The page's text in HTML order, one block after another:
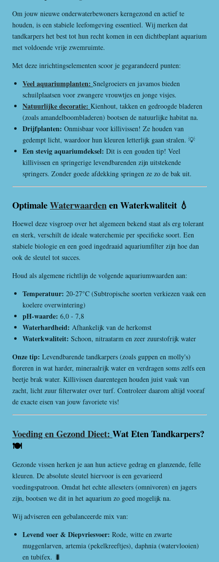
Om jouw nieuwe onderwaterbewoners kerngezond en actief te
houden, is een stabiele leefomgeving essentieel. Wij merken dat
tandkarpers het best tot hun recht komen in een dichtbeplant aquarium
met voldoende vrije zwemruimte.
Met deze inrichtingselementen scoor je gegarandeerd punten:
Veel aquariumplanten: Snelgroeiers en javamos bieden
schuilplaatsen voor zwangere vrouwtjes en jonge visjes.
Natuurlijke decoratie: Kienhout, takken en gedroogde bladeren
(zoals amandelboombladeren) bootsen de natuurlijke habitat na.
Drijfplanten: Onmisbaar voor killivissen! Ze houden van
gedempt licht, waardoor hun kleuren letterlijk gaan stralen. 💡
Een stevig aquariumdeksel: Dit is een gouden tip! Veel
killivissen en springerige levendbarenden zijn uitstekende
springers. Zonder goede afdekking springen ze zo de bak uit.
OptimaleWaterwaardenen Waterkwaliteit 💧
Hoewel deze visgroep over het algemeen bekend staat als erg tolerant
en sterk, verschilt de ideale waterchemie per specifieke soort. Een
stabiele biologie en een goed ingedraaid aquariumfilter zijn hoe dan
ook de sleutel tot succes.
Houd als algemene richtlijn de volgende aquariumwaarden aan:
Temperatuur: 20-27°C (Subtropische soorten verkiezen vaak een
koelere overwintering)
pH-waarde: 6,0 - 7,8
Waterhardheid: Afhankelijk van de herkomst
Waterkwaliteit: Schoon, nitraatarm en zeer zuurstofrijk water
Onze tip: Levendbarende tandkarpers (zoals guppen en molly's)
floreren in wat harder, mineraalrijk water en verdragen soms zelfs een
beetje brak water. Killivissen daarentegen houden juist vaak van
zacht, licht zuur filterwater over turf. Controleer daarom altijd vooraf
de exacte eisen van jouw favoriete vis!
Voeding en Gezond Dieet: Wat Eten Tandkarpers?
🍽️
Gezonde vissen herken je aan hun actieve gedrag en glanzende, felle
kleuren. De absolute sleutel hiervoor is een gevarieerd
voedingspatroon. Omdat het echte alleseters (omnivoren) en jagers
zijn, bootsen we dit in het aquarium zo goed mogelijk na.
Wij adviseren een gebalanceerde mix van:
Levend voer & Diepvriesvoer: Rode, witte en zwarte
muggenlarven, artemia (pekelkreeftjes), daphnia (watervlooien)
en tubifex. 🐛